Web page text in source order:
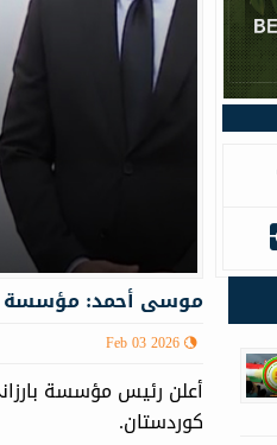
موسى أحمد: مؤسسة
Feb 03 2026
أعلن رئيس مؤسسة
كوردستان.